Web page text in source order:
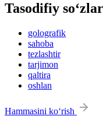
Tasodifiy so‘zlar
golografik
sahoba
tezlashtir
tarjimon
qaltira
oshlan
Hammasini ko‘rish